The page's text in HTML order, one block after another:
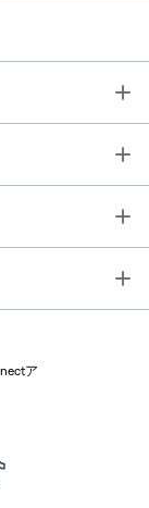
ア